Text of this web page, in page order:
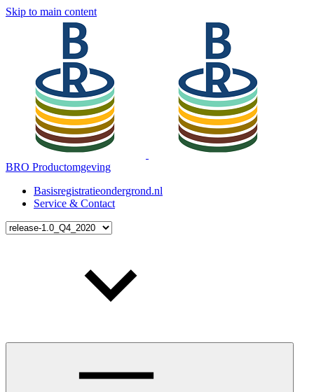
Skip to main content
BRO Productomgeving
Basisregistratieondergrond.nl
Service & Contact